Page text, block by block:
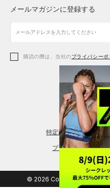
アクセサリー
アクセサリー
シューズ
アクセサリー
レギンス＆タイツ
シューズ
メールマガジンに登録する
購読の際は、当社のプライバシーポ
特定商取引法に基づく
プライバシーポリシ
© 2026 Copyright DOME